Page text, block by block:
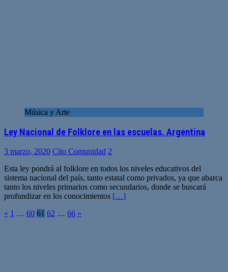
Música y Arte
Ley Nacional de Folklore en las escuelas. Argentina
3 marzo, 2020 Clio Comunidad 2
Esta ley pondrá al folklore en todos los niveles educativos del
sistema nacional del país, tanto estatal como privados, ya que abarca
tanto los niveles primarios como secundarios, donde se buscará
profundizar en los conocimientos […]
Paginación
« 1 … 60 61 62 … 66 »